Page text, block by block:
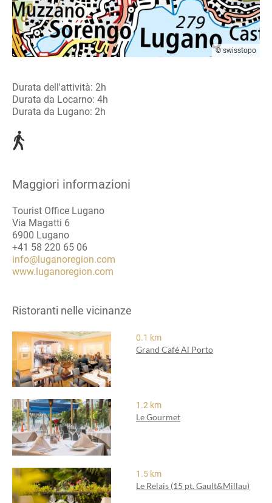
© swisstopo
Durata dell'attività: 2h
Durata da Locarno: 4h
Durata da Lugano: 2h
Maggiori informazioni
Tourist Office Lugano
Via Magatti 6
6900 Lugano
+41 58 220 65 06
info@luganoregion.com
www.luganoregion.com
Ristoranti nelle vicinanze
0.1 km
Grand Café Al Porto
1.2 km
Le Gourmet
1.5 km
Le Relais (15 pt. Gault&Millau)